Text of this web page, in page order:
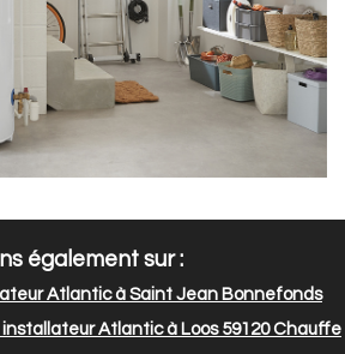
également sur :
Atlantic à Saint Jean Bonnefonds
Atlantic à Loos 59120Chauffe